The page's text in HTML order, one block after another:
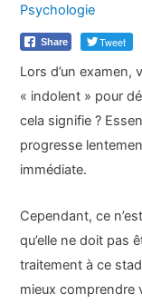
Psychologie
Share Tweet
Lors d’un examen,
« indolent » pour
cela signifie ?
progresse
immédiate.
Cependant, ce
qu’elle ne doit pas
traitement à ce
mieux comprendre